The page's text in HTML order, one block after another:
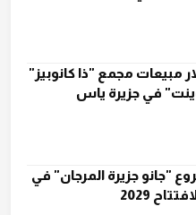
مبيعات مجمع "ذا كانوبيز"
في جزيرة ياس
"جانو جزيرة المرجان" في
2029